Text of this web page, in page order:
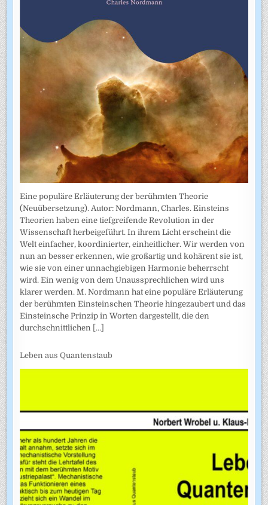
Eine populäre Erläuterung der berühmten Theorie
(Neuübersetzung). Autor: Nordmann, Charles. Einsteins
Theorien haben eine tiefgreifende Revolution in der
Wissenschaft herbeigeführt. In ihrem Licht erscheint die
Welt einfacher, koordinierter, einheitlicher. Wir werden von
nun an besser erkennen, wie großartig und kohärent sie ist,
wie sie von einer unnachgiebigen Harmonie beherrscht
wird. Ein wenig von dem Unaussprechlichen wird uns
klarer werden. M. Nordmann hat eine populäre Erläuterung
der berühmten Einsteinschen Theorie hingezaubert und das
Einsteinsche Prinzip in Worten dargestellt, die den
durchschnittlichen [...]
Leben aus Quantenstaub